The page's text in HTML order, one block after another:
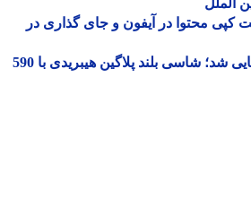
محتوا در آیفون و جای گذاری در
هاوال GWM H10 رونمایی شد؛ شاسی بلند پلاگین هیبریدی با 590